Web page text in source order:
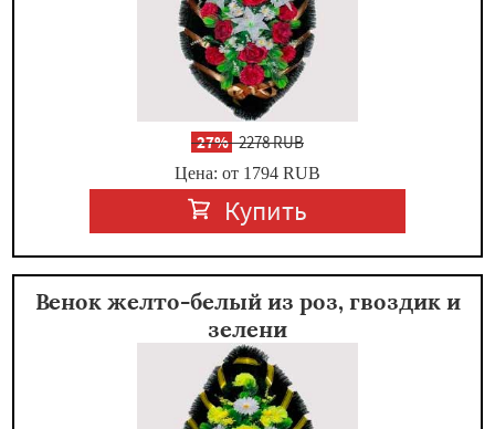
-27%2278 RUB
Цена: от 1794 RUB
Купить
Венок желто-белый из роз, гвоздик и
зелени